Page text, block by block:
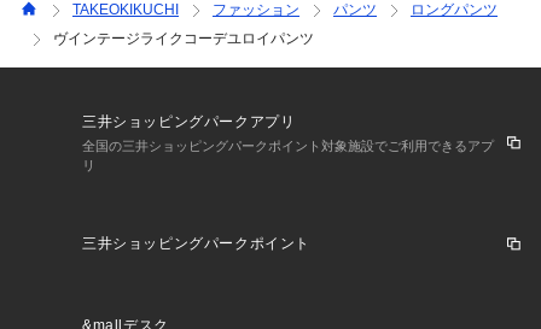
03サイズ（L）：170～180cm
※標準体型を基にした目安になります。
－ BRAND CONCEPT －
時代を超えて支持されるトラディショナルなアイテムをベース
に、アソビ心とストリートの自由な発想を取り入れ、日本独自
【気になる商品はお気に入り登録をおススメ】
知をお知らせいたします。
TAKEOKIKUCHI ファッション パンツ
ロングパンツ
ヴインテージライクコーデユロイパンツ
三井ショッピングパークアプリ
全国の三井ショッピングパークポイント対象施設でご利用できるアプ
リ
三井ショッピングパークポイント
&mallデスク